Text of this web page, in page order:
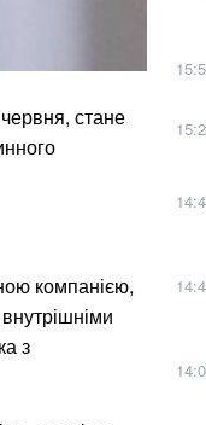
стане
компанією,
з